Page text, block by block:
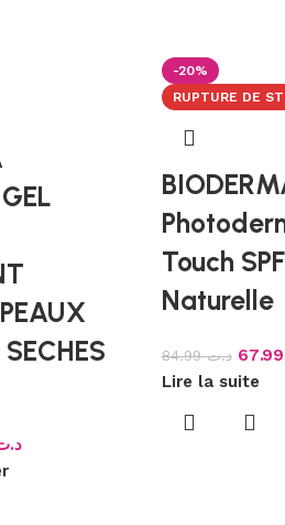
-20%
RUPTURE DE
Touch
Naturelle
د.ت84.99
Lire la suite